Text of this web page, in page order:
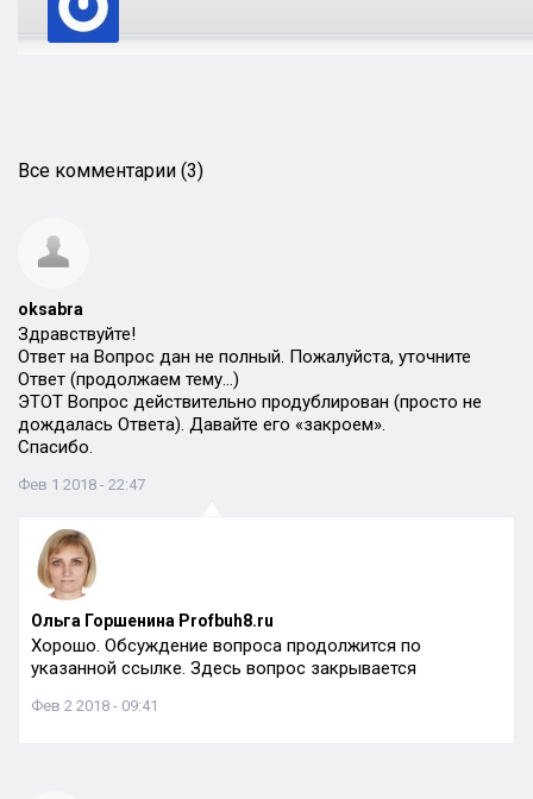
Все комментарии (3)
oksabra
Здравствуйте!
Ответ на Вопрос дан не полный. Пожалуйста, уточните
Ответ (продолжаем тему…)
ЭТОТ Вопрос действительно продублирован (просто не
дождалась Ответа). Давайте его «закроем».
Спасибо.
Фев 1 2018 - 22:47
Ольга Горшенина Profbuh8.ru
Хорошо. Обсуждение вопроса продолжится по
указанной ссылке. Здесь вопрос закрывается
Фев 2 2018 - 09:41